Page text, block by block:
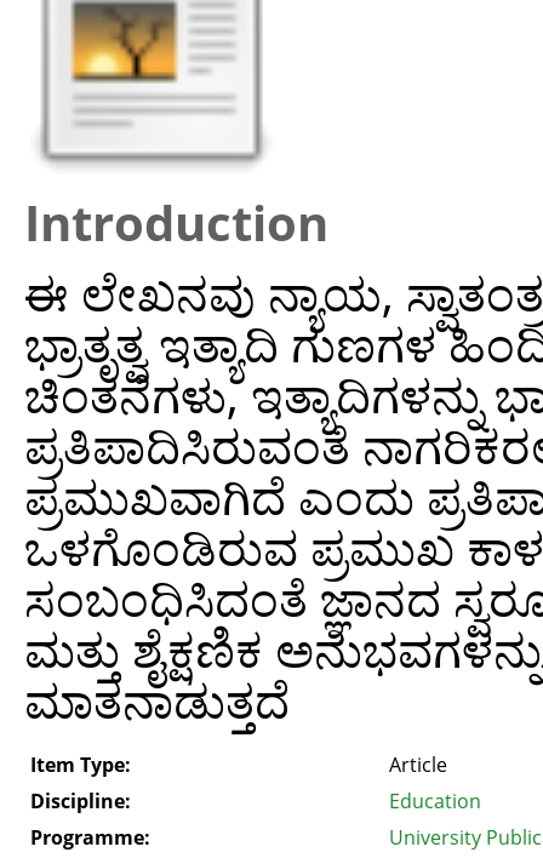
Introduction
ಈ ಲೇಖನವು ನ್ಯಾಯ,
ಭ್ರಾತೃತ್ವ ಇತ್ಯಾದಿ ಗುಣಗಳ
ಚಿಂತನೆಗಳು, ಇತ್ಯಾದಿಗಳನ್ನು
ಪ್ರತಿಪಾದಿಸಿರುವಂತೆ
ಪ್ರಮುಖವಾಗಿದೆ ಎಂದು
ಒಳಗೊಂಡಿರುವ ಪ್ರಮುಖ
ಸಂಬಂಧಿಸಿದಂತೆ ಜ್ಞಾನದ
ಮತ್ತು ಶೈಕ್ಷಣಿಕ
ಮಾತನಾಡುತ್ತದೆ
Item Type:
Article
Discipline:
Education
Programme:
University